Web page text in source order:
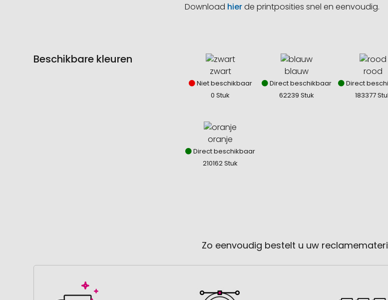
Download hierde printposities snel en eenvoudig.
Beschikbare kleuren
zwart
Niet beschikbaar
0 Stuk
blauw
Direct beschikbaar
62239 Stuk
rood
Direct
183377
oranje
Direct beschikbaar
210162 Stuk
Zo eenvoudig bestelt u uw